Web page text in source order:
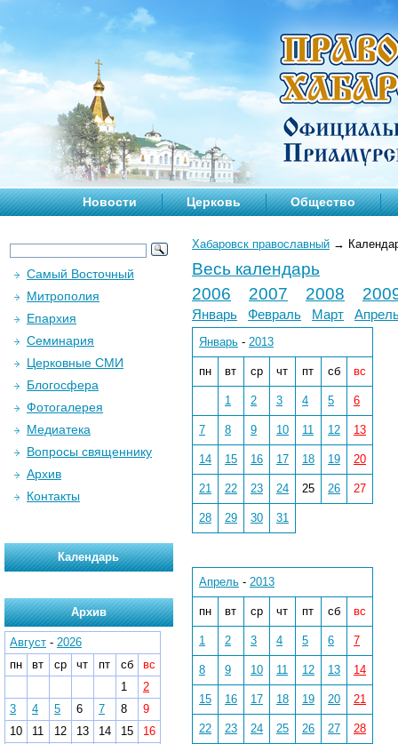
Новости Церковь Общество
Хабаровск православный →
Весь календарь
2006
2007 2008
Январь Февраль Март
Январь - 2013
пн вт ср чт пт сб вс
1 2 3 4 5 6
7 8 9 10 11 12 13
14 15 16 17 18 19 20
21 22 23 24 25 26 27
28 29 30 31
Апрель - 2013
пн вт ср чт пт сб вс
1 2 3 4 5 6 7
8 9 10 11 12 13 14
15 16 17 18 19 20 21
22 23 24 25 26 27 28
Самый Восточный
Митрополия
Епархия
Семинария
Церковные СМИ
Блогосфера
Фотогалерея
Медиатека
Вопросы священнику
Архив
Контакты
Календарь
Архив
Август - 2026
пн
вт ср чт пт сб
вс
1
2
3
4 5 6 7 8
9
10
11 12 13 14 15
16